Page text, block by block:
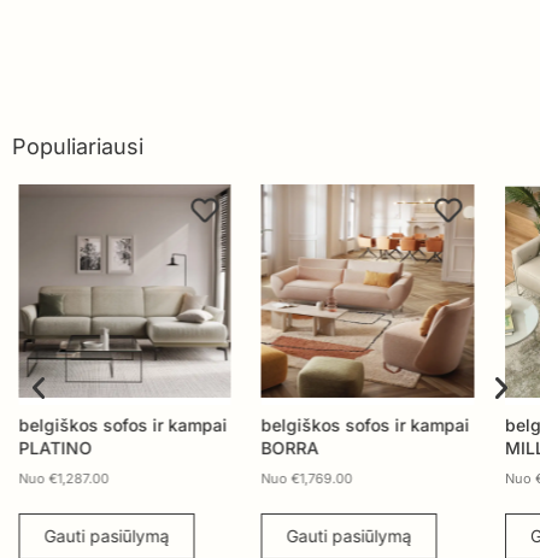
Populiariausi
belgiškos sofos ir kampai
PLATINO
Nuo €1,287.00
Gauti pasiūlymą
belgiškos sofos ir kampai
BORRA
Nuo €1,769.00
Gauti pasiūlymą
Nuo